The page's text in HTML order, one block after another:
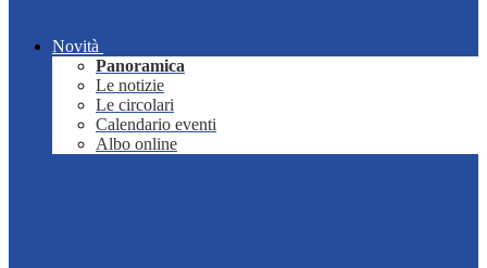
Novità
Panoramica
Le notizie
Le circolari
Calendario eventi
Albo online